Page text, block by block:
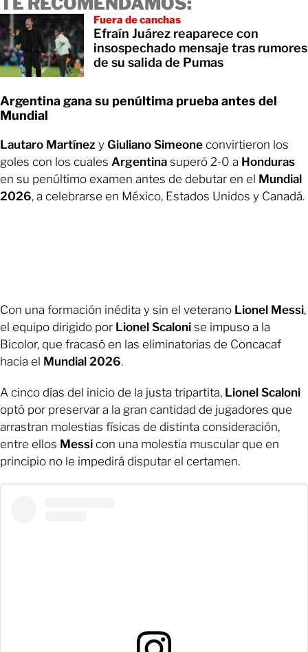
Fuera de canchas
Efraín Juárez reaparece con
insospechado mensaje tras rumores
de su salida de Pumas
Argentina gana su penúltima prueba antes del
Mundial
Lautaro Martínez y Giuliano Simeone convirtieron los
goles con los cuales Argentina superó 2-0 a Honduras
en su penúltimo examen antes de debutar en el Mundial
2026, a celebrarse en México, Estados Unidos y Canadá.
Con una formación inédita y sin el veterano Lionel Messi,
el equipo dirigido por Lionel Scaloni se impuso a la
Bicolor, que fracasó en las eliminatorias de Concacaf
hacia el Mundial 2026.
A cinco días del inicio de la justa tripartita, Lionel Scaloni
optó por preservar a la gran cantidad de jugadores que
arrastran molestias físicas de distinta consideración,
entre ellos Messi con una molestia muscular que en
principio no le impedirá disputar el certamen.